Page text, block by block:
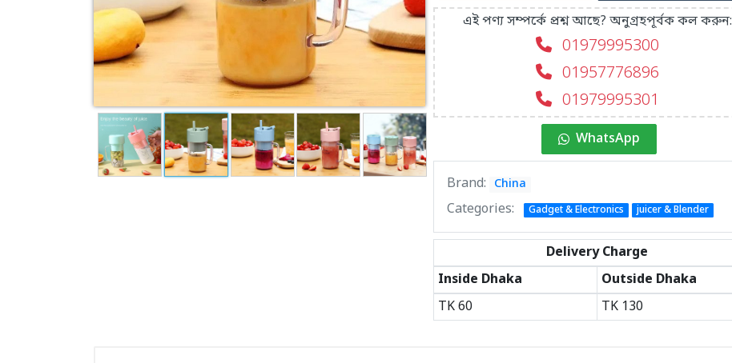
Pet & Animal
View All Categories
এই পণ্য সম্পর্কে প্রশ্ন আছে? অনুগ্রহপূর্বক কল করুন:
01979995300
01957776896
01979995301
WhatsApp
Brand: China
Categories: Gadget & Electronics juicer & Blender
Delivery Charge
Inside Dhaka
Outside Dhaka
TK60 TK 130